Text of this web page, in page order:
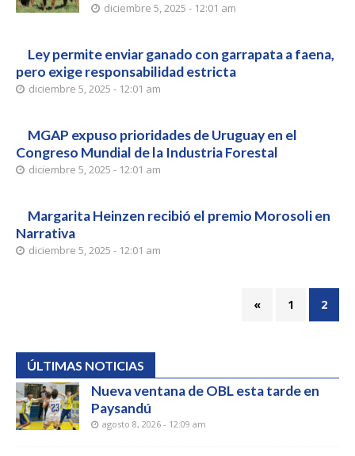
diciembre 5, 2025 - 12:01 am
Ley permite enviar ganado con garrapata a faena,
pero exige responsabilidad estricta
diciembre 5, 2025 - 12:01 am
MGAP expuso prioridades de Uruguay en el
Congreso Mundial de la Industria Forestal
diciembre 5, 2025 - 12:01 am
Margarita Heinzen recibió el premio Morosoli en
Narrativa
diciembre 5, 2025 - 12:01 am
« 1 2
ÚLTIMAS NOTICIAS
Nueva ventana de OBL esta tarde en
Paysandú
agosto 8, 2026 - 12:09 am